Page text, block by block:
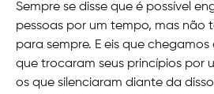
Sempre se disse que é possível
pessoas por um tempo, mas não
para sempre. E eis que
que trocaram seus princípios por
os que silenciaram diante da